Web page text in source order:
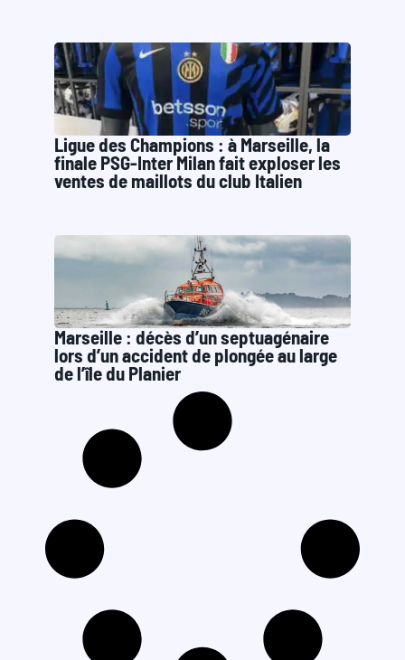
Ligue des Champions : à Marseille, la
finale PSG-Inter Milan fait exploser les
ventes de maillots du club Italien
Marseille : décès d’un septuagénaire
lors d’un accident de plongée au large
de l’île du Planier